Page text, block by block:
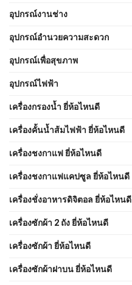
อุปกรณ์งานช่าง
อุปกรณ์อำนวยความสะดวก
อุปกรณ์เพื่อสุขภาพ
อุปกรณ์ไฟฟ้า
เครื่องกรองน้ำ ยี่ห้อไหนดี
เครื่องคั้นน้ำส้มไฟฟ้า ยี่ห้อไหนดี
เครื่องชงกาแฟ ยี่ห้อไหนดี
เครื่องชงกาแฟแคปซูล ยี่ห้อไหนดี
เครื่องชั่งอาหารดิจิตอล ยี่ห้อไหนดี
เครื่องซักผ้า 2 ถัง ยี่ห้อไหนดี
เครื่องซักผ้า ยี่ห้อไหนดี
เครื่องซักผ้าฝาบน ยี่ห้อไหนดี